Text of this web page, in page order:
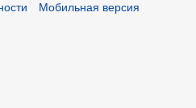
Мобильная версия